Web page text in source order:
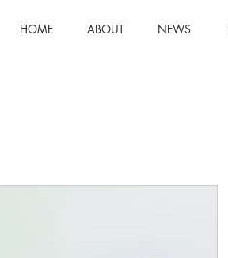
HOME ABOUT NEWS